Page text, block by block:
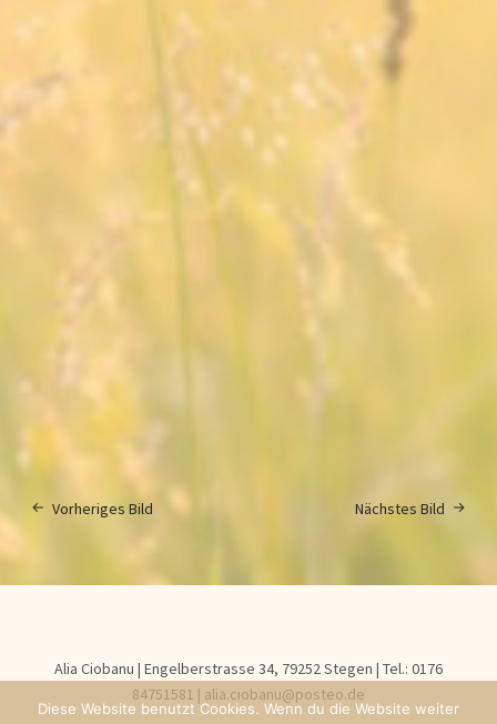
Nächstes Bild
Vorheriges Bild
Alia Ciobanu | Engelberstrasse 34, 79252 Stegen | Tel.: 0176
84751581‬ | alia.ciobanu@posteo.de
Diese Website benutzt Cookies. Wenn du die Website weiter